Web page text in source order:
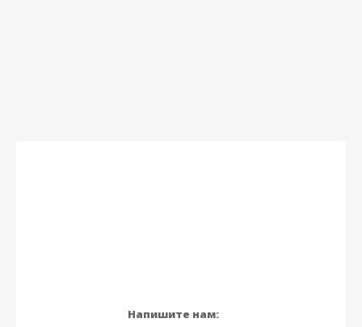
Напишите нам: